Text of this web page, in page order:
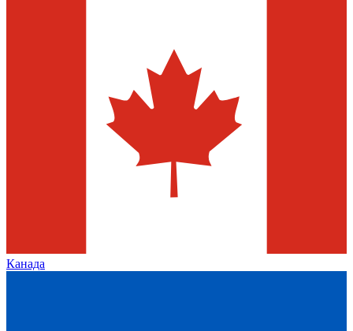
Канада